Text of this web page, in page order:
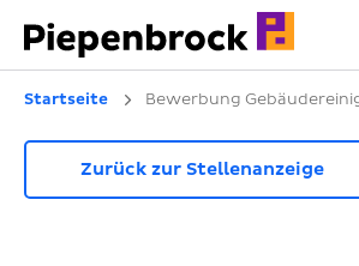
Startseite Bewerbung
Zurück zur Stellenanzeige